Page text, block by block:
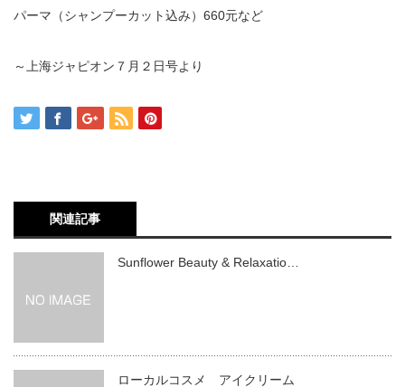
パーマ（シャンプーカット込み）660元など
～上海ジャピオン７月２日号より
関連記事
Sunflower Beauty & Relaxatio…
ローカルコスメ アイクリーム